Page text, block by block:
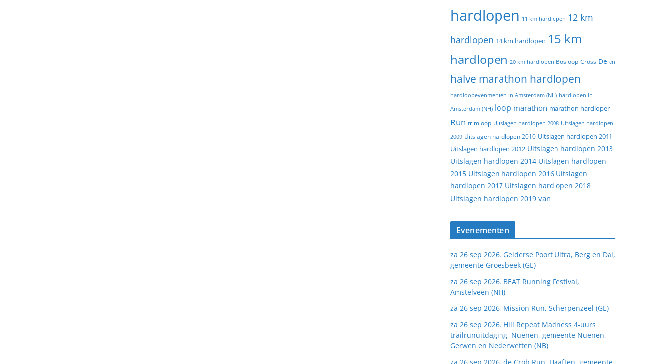
hardlopen 11 km hardlopen 12 km
hardlopen 14 km hardlopen 15 km
hardlopen 20 km hardlopen Bosloop Cross De en
halve marathon hardlopen
hardloopevenmenten in Amsterdam (NH) hardlopen in
Amsterdam (NH) loop marathon marathon hardlopen
Run trimloop Uitslagen hardlopen 2008 Uitslagen hardlopen
2009 Uitslagen hardlopen 2010 Uitslagen hardlopen 2011
Uitslagen hardlopen 2012 Uitslagen hardlopen 2013
Uitslagen hardlopen 2014 Uitslagen hardlopen
2015 Uitslagen hardlopen 2016 Uitslagen
hardlopen 2017 Uitslagen hardlopen 2018
Uitslagen hardlopen 2019 van
Evenementen
za 26 sep 2026, Gelderse Poort Ultra, Berg en Dal,
gemeente Groesbeek (GE)
za 26 sep 2026, BEAT Running Festival,
Amstelveen (NH)
za 26 sep 2026, Mission Run, Scherpenzeel (GE)
za 26 sep 2026, Hill Repeat Madness 4-uurs
trailrunuitdaging, Nuenen, gemeente Nuenen,
Gerwen en Nederwetten (NB)
za 26 sep 2026, de Crob Run, Haaften, gemeente